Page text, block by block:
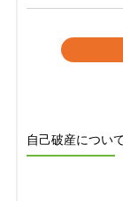
自己破産につい